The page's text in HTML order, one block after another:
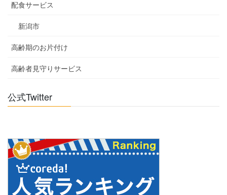
配食サービス
新潟市
高齢期のお片付け
高齢者見守りサービス
公式Twitter